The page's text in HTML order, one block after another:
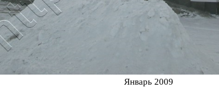
Январь 2009